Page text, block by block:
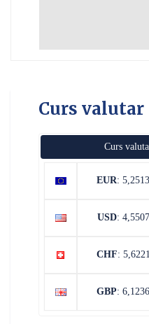
Curs valutar
Curs
EUR:
USD:
CHF:
GBP: